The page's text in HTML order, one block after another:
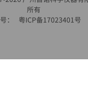
所有
：
粤ICP备17023401号